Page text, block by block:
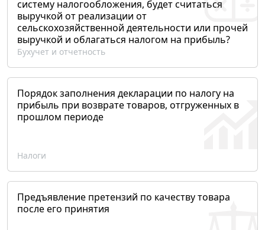
систему налогообложения, будет считаться
выручкой от реализации от
сельскохозяйственной деятельности или прочей
выручкой и облагаться налогом на прибыль?
Бухучет и отчетность
Порядок заполнения декларации по налогу на
прибыль при возврате товаров, отгруженных в
прошлом периоде
Налоги
Предъявление претензий по качеству товара
после его принятия